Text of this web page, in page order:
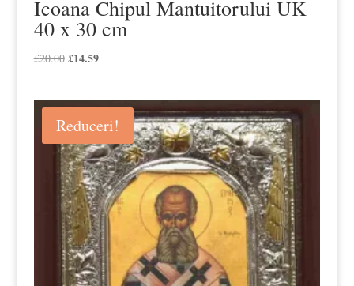
Icoana Chipul Mantuitorului UK
40 x 30 cm
£20.00 Prețul
fost:
£20.00.
£14.59Prețul
£14.59.
Reduceri!